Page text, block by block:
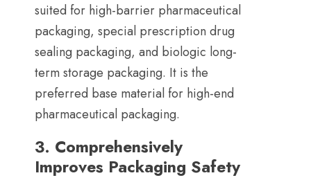
suited for high-barrier pharmaceutical
packaging, special prescription drug
sealing packaging, and biologic long-
term storage packaging. It is the
preferred base material for high-end
pharmaceutical packaging.
3. Comprehensively
Improves Packaging Safety